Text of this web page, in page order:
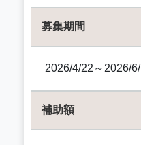
募集期間
2026/4/22～2026/
補助額